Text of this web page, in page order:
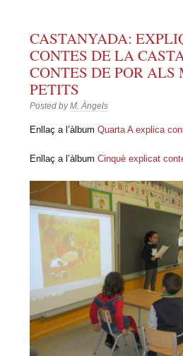
CASTANYADA:
CONTES DE LA
CONTES DE POR ALS
PETITS
Posted byM. Àngels
Enllaç a l’àlbumQuarta A explica
Enllaç a l’àlbumCinquè explicat